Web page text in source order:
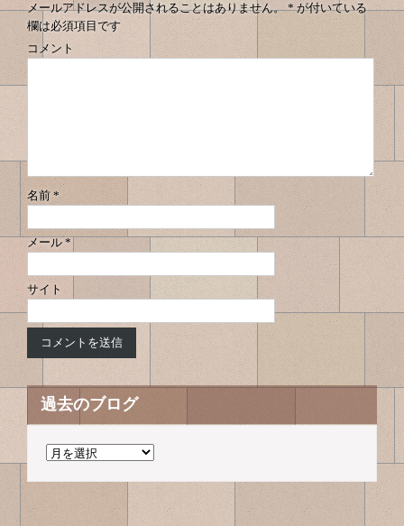
メールアドレスが公開されることはありません。 *が付いている
欄は必須項目です
コメント
名前 *
メール *
サイト
過去のブログ
過
ブ